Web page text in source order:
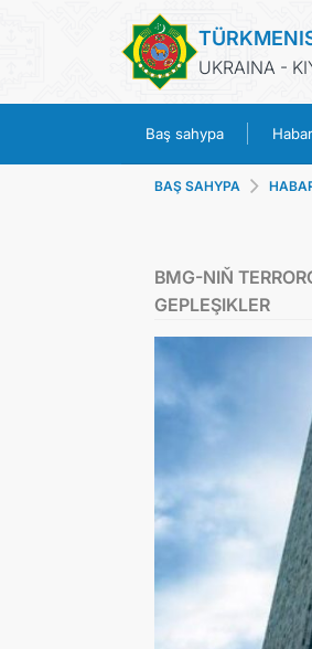
UKRAINA -
Baş sahypa
BAŞ SAHYPA
BMG-NIŇ
GEPLEŞIKLER